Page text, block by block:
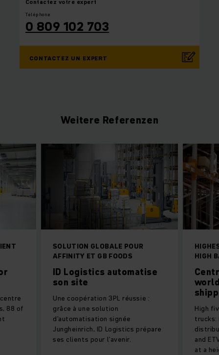
Téléphone
0 809 102 703
CONTACTEZ UN EXPERT
Weitere Referenzen
SOLUTION GLOBALE POUR
AFFINITY ET GB FOODS
ID Logistics automatise
son site
Une coopération 3PL réussie :
grâce à une solution
d’automatisation signée
Jungheinrich, ID Logistics prépare
ses clients pour l’avenir.
HIGH
High
trucks:
and
at a
88 of